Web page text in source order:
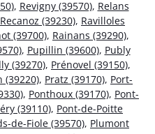
, Revigny (39570), Relans
Recanoz (39230), Ravilloles
(39700), Rainans (39290),
, Pupillin (39600), Publy
(39270), Prénovel (39150),
(39220), Pratz (39170), Port-
, Ponthoux (39170), Pont-
(39110), Pont-de-Poitte
de-Fiole (39570), Plumont